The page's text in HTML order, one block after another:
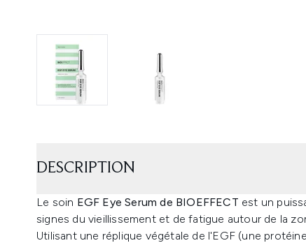
DESCRIPTION
Le soin EGF Eye Serum de BIOEFFECT est un
signes du vieillissement et de fatigue autour de la
Utilisant une réplique végétale de l'EGF (une